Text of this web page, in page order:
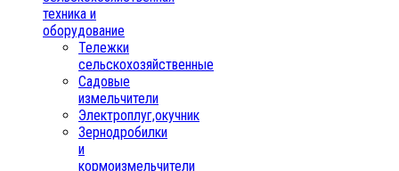
техника и
оборудование
Тележки
сельскохозяйственные
Садовые
измельчители
Электроплуг,окучник
Зернодробилки
и
кормоизмельчители